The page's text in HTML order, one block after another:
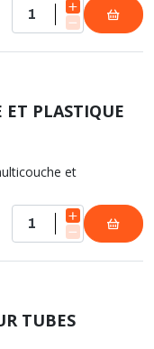
PLASTIQUE
et
TUBES